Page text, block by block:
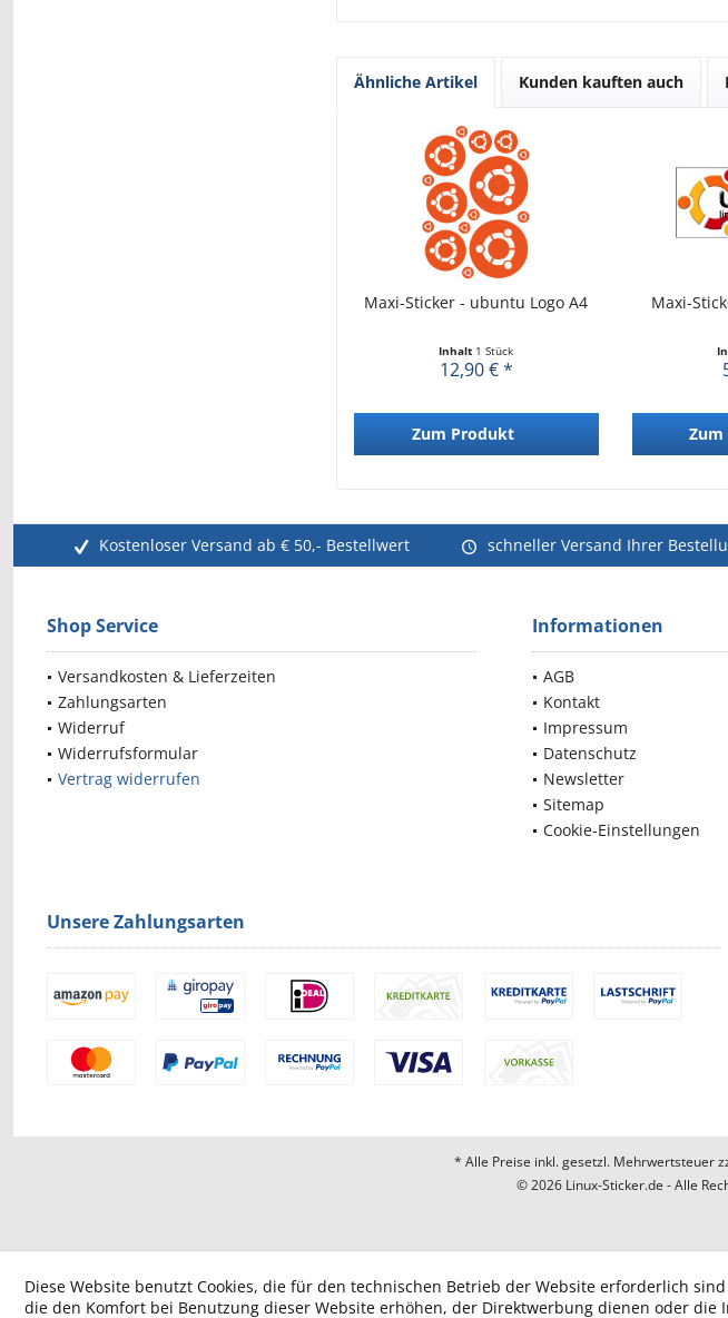
Ähnliche Artikel Kunden kauften auch
Maxi-Sticker - ubuntu Logo A4
Inhalt 1 Stück
12,90 € *
Zum Produkt
Maxi-
Kostenloser Versand ab € 50,- Bestellwert schneller Versand Ihrer
Shop Service
Versandkosten & Lieferzeiten
Zahlungsarten
Widerruf
Widerrufsformular
Vertrag widerrufen
Informationen
AGB
Kontakt
Impressum
Datenschutz
Newsletter
Sitemap
Cookie-Einstellungen
Unsere Zahlungsarten
* Alle Preise inkl. gesetzl. Mehrwertsteuer
© 2026 Linux-Sticker.de - Alle
Diese Website benutzt Cookies, die für den technischen Betrieb der Website erforderlich
die den Komfort bei Benutzung dieser Website erhöhen, der Direktwerbung dienen oder die